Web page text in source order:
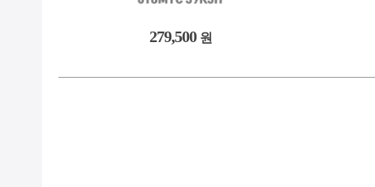
279,500 원